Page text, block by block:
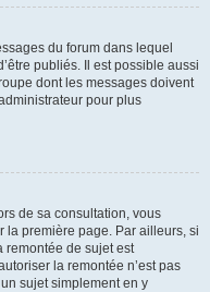
du forum dans lequel
publiés. Il est possible aussi
dont les messages doivent
pour plus
de sa consultation, vous
la première page. Par ailleurs, si
remontée de sujet est
la remontée n’est pas
sujet simplement en y